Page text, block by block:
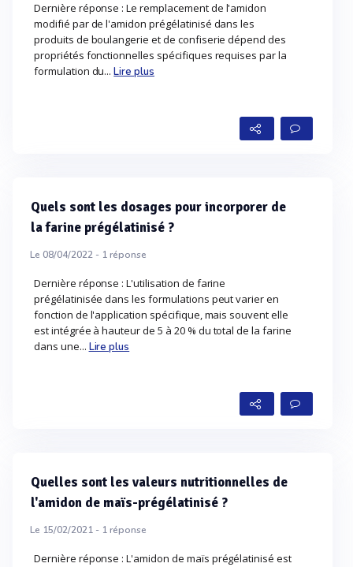
Dernière réponse : Le remplacement de l'amidon
modifié par de l'amidon prégélatinisé dans les
produits de boulangerie et de confiserie dépend des
propriétés fonctionnelles spécifiques requises par la
formulation du...Lire plus
Quels sont les dosages pour incorporer de
la farine prégélatinisé ?
Le 08/04/2022 - 1réponse
Dernière réponse : L'utilisation de farine
prégélatinisée dans les formulations peut varier en
fonction de l'application spécifique, mais souvent elle
est intégrée à hauteur de 5 à 20 % du total de la farine
dans une... Lire plus
Quelles sont les valeurs nutritionnelles de
l'amidon de maïs-prégélatinisé ?
Le 15/02/2021 - 1réponse
Dernière réponse : L'amidon de maïs prégélatinisé est